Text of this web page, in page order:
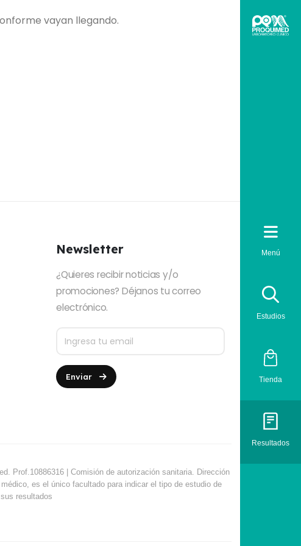
vayan llegando.
Newsletter
¿Quieres recibir noticias y/o
promociones? Déjanos tu correo
electrónico.
Enviar
Prof.10886316 | Comisión de autorización sanitaria. Dirección
es el único facultado para indicar el tipo de estudio de
resultados
Menú
Estudios
Tienda
Resultados